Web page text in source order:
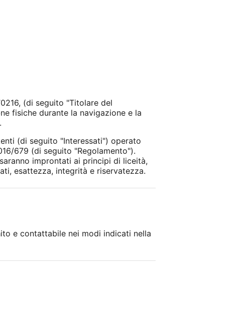
(di seguito "Titolare del
fisiche durante la navigazione e la
(di seguito "Interessati") operato
679 (di seguito "Regolamento").
improntati ai principi di liceità,
esattezza, integrità e riservatezza.
e contattabile nei modi indicati nella